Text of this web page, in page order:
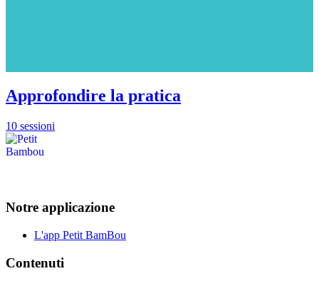
Approfondire la pratica
10 sessioni
Notre applicazione
L'app Petit BamBou
Contenuti